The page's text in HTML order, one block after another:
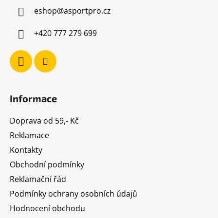
eshop@asportpro.cz
+420 777 279 699
Informace
Doprava od 59,- Kč
Reklamace
Kontakty
Obchodní podmínky
Reklamační řád
Podmínky ochrany osobních údajů
Hodnocení obchodu